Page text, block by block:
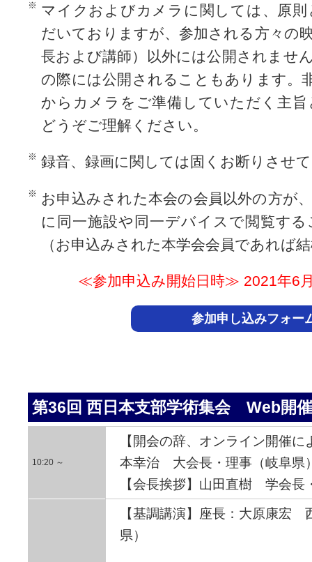
マイクおよびカメラに関しては、原
だいておりますが、参加される方々の
長および講師）以外には公開されませ
の際には公開されることもあります。
からカメラをご準備していただく主
どうぞご理解ください。
録音、録画に関しては固くお断りさせ
お申込みされた本会の会員以外の方が
に同一施設や同一デバイスで閲覧す
（お申込みされた本学会会員であれば
≪参加申込み開始日時≫ 2021年6
参加申し込みフォー
第36回 西日本支部学術集会 Web開
10:20 ～
【開会の辞、オンライン開催
本幸治 大会長・理事（岐阜県
【会長挨拶】山田直樹 学会長
【基調講演】座長：大原康宏
県）